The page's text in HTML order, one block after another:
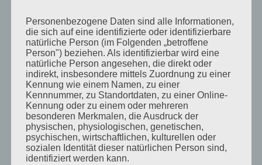
August 2018
Juli 2018
Mai 2018
April 2018
August 2017
Juli 2017
Juni 2017
August 2016
Personenbezogene Daten sind alle Informationen,
die sich auf eine identifizierte oder identifizierbare
natürliche Person (im Folgenden „betroffene
Person") beziehen. Als identifizierbar wird eine
natürliche Person angesehen, die direkt oder
indirekt, insbesondere mittels Zuordnung zu einer
Kennung wie einem Namen, zu einer
Kennnummer, zu Standortdaten, zu einer Online-
Kennung oder zu einem oder mehreren
besonderen Merkmalen, die Ausdruck der
physischen, physiologischen, genetischen,
psychischen, wirtschaftlichen, kulturellen oder
sozialen Identität dieser natürlichen Person sind,
identifiziert werden kann.